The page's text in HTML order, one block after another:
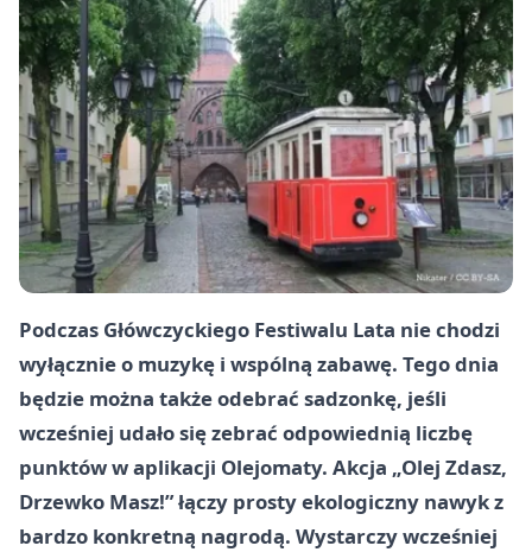
Podczas Główczyckiego Festiwalu Lata nie chodzi
wyłącznie o muzykę i wspólną zabawę. Tego dnia
będzie można także odebrać sadzonkę, jeśli
wcześniej udało się zebrać odpowiednią liczbę
punktów w aplikacji Olejomaty. Akcja „Olej Zdasz,
Drzewko Masz!” łączy prosty ekologiczny nawyk z
bardzo konkretną nagrodą. Wystarczy wcześniej